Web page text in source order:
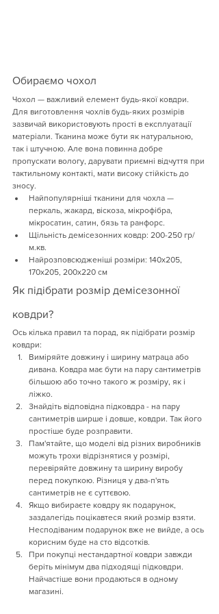
Обираємо чохол
Чохол — важливий елемент будь-якої ковдри.
Для виготовлення чохлів будь-яких розмірів
зазвичай використовують прості в експлуатації
матеріали. Тканина може бути як натуральною,
так і штучною. Але вона повинна добре
пропускати вологу, дарувати приємні відчуття при
тактильному контакті, мати високу стійкість до
зносу.
Найпопулярніші тканини для чохла —
перкаль, жакард, віскоза, мікрофібра,
мікросатин, сатин, бязь та ранфорс.
Щільність демісезонних ковдр: 200-250 гр/
м.кв.
Найрозповсюдженіші розміри: 140х205,
170х205, 200х220 см
Як підібрати розмір демісезонної
ковдри?
Ось кілька правил та порад, як підібрати розмір
ковдри:
Виміряйте довжину і ширину матраца або
дивана. Ковдра має бути на пару сантиметрів
більшою або точно такого ж розміру, як і
ліжко.
Знайдіть відповідна підковдра - на пару
сантиметрів ширше і довше, ковдри. Так його
простіше буде розправити.
Пам'ятайте, що моделі від різних виробників
можуть трохи відрізнятися у розмірі,
перевіряйте довжину та ширину виробу
перед покупкою. Різниця у два-п'ять
сантиметрів не є суттєвою.
Якщо вибираєте ковдру як подарунок,
заздалегідь поцікавтеся який розмір взяти.
Несподіваним подарунок вже не вийде, а ось
корисним буде на сто відсотків.
При покупці нестандартної ковдри завжди
беріть мінімум два підходящі підковдри.
Найчастіше вони продаються в одному
магазині.